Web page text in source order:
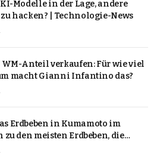
Modelle in der Lage, andere
hacken? | Technologie-News
Anteil verkaufen: Für wie viel
macht Gianni Infantino das?
Erdbeben in Kumamoto im
zu den meisten Erdbeben, die
ungewöhnlich ist